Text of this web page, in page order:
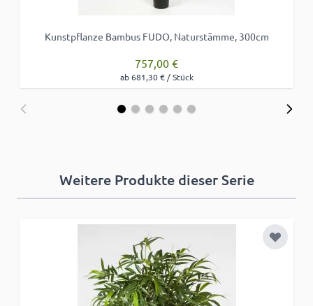
Kunstpflanze Bambus FUDO, Naturstämme, 300cm
757,00 €
ab 681,30 € / Stück
Weitere Produkte dieser Serie
Zur